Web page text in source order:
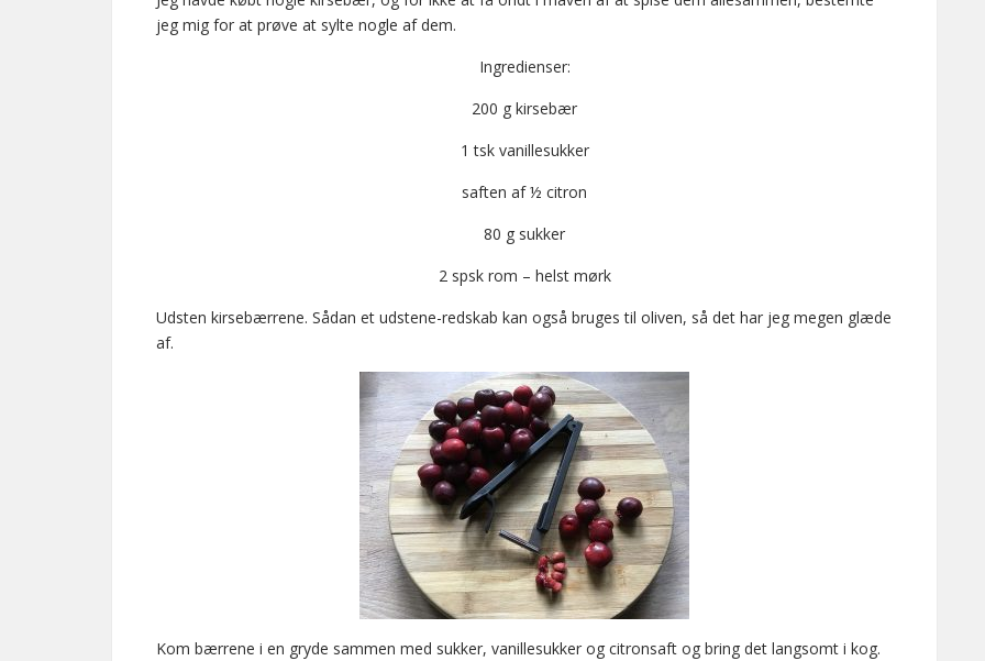
jeg mig for at prøve at sylte nogle af dem.
Ingredienser:
200 g kirsebær
1 tsk vanillesukker
saften af ½ citron
80 g sukker
2 spsk rom – helst mørk
Udsten kirsebærrene. Sådan et udstene-redskab kan også bruges til oliven, så det har jeg megen glæde
af.
Kom bærrene i en gryde sammen med sukker, vanillesukker og citronsaft og bring det langsomt i kog.